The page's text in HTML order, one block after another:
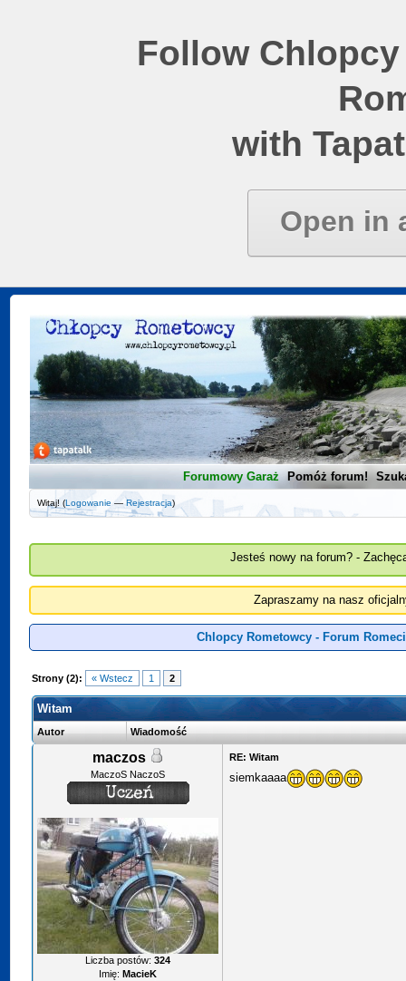
Follow
with
Open in
Forumowy Garaż Pomóż forum!
Witaj! (Logowanie —Rejestracja)
Jesteś nowy na forum? -
Zapraszamy na nasz
Chlopcy Rometowcy - Forum
Strony (2): « Wstecz 1 2
Witam
Autor Wiadomość
maczos
MaczoS NaczoS
Liczba postów:324
Imię: MacieK
RE: Witam
siemkaaaa